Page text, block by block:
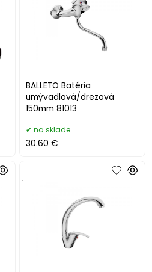
BALLETO Batéria
umývadlová/drezová
150mm 81013
na sklade
30.60 €
.